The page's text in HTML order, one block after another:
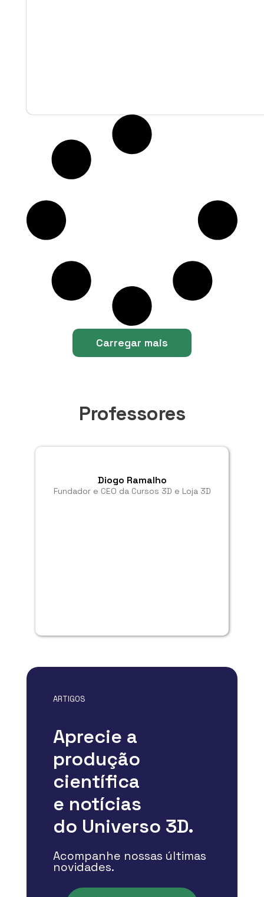
Carregar mais
Professores
Diogo Ramalho
Fundador e CEO da Cursos 3D e Loja 3D
ARTIGOS
Aprecie a
produção
científica
e notícias
do Universo 3D.
Acompanhe nossas últimas
novidades.